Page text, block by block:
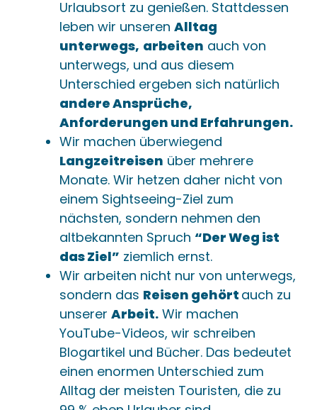
Urlaubsort zu genießen. Stattdessen
leben wir unseren Alltag
unterwegs, arbeiten auch von
unterwegs, und aus diesem
Unterschied ergeben sich natürlich
andere Ansprüche,
Anforderungen und Erfahrungen.
Wir machen überwiegend
Langzeitreisen über mehrere
Monate. Wir hetzen daher nicht von
einem Sightseeing-Ziel zum
nächsten, sondern nehmen den
altbekannten Spruch “Der Weg ist
das Ziel” ziemlich ernst.
Wir arbeiten nicht nur von unterwegs,
sondern das Reisen gehört auch zu
unserer Arbeit. Wir machen
YouTube-Videos, wir schreiben
Blogartikel und Bücher. Das bedeutet
einen enormen Unterschied zum
Alltag der meisten Touristen, die zu